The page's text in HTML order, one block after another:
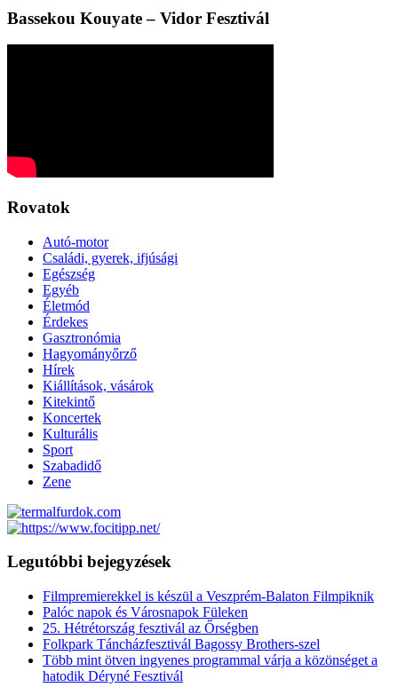
Bassekou Kouyate – Vidor Fesztivál
Rovatok
Autó-motor
Családi, gyerek, ifjúsági
Egészség
Egyéb
Életmód
Érdekes
Gasztronómia
Hagyományőrző
Hírek
Kiállítások, vásárok
Kitekintő
Koncertek
Kulturális
Sport
Szabadidő
Zene
Legutóbbi bejegyzések
Filmpremierekkel is készül a Veszprém-Balaton Filmpiknik
Palóc napok és Városnapok Füleken
25. Hétrétország fesztivál az Őrségben
Folkpark Táncházfesztivál Bagossy Brothers-szel
Több mint ötven ingyenes programmal várja a közönséget a
hatodik Déryné Fesztivál